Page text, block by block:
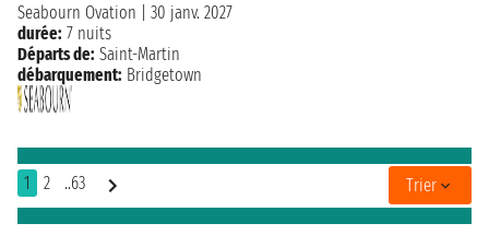
Seabourn Ovation
30 janv. 2027
durée: 7 nuits
Départs de: Saint-Martin
débarquement: Bridgetown
1 2 ..63 Trier